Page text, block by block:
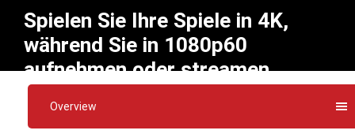
WEBSHOP
BEZUGSQUELLEN
Spielen Sie Ihre Spiele in 4K,
während Sie in 1080p60
aufnehmen oder streamen
Overview